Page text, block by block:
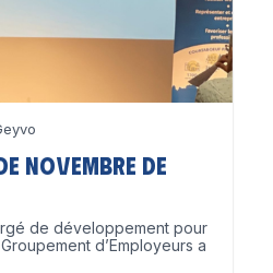
Novembre de
de développement pour
Groupement d’Employeurs a